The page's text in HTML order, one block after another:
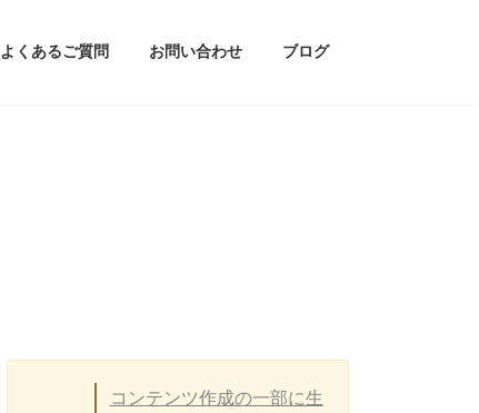
よくあるご質問 お問い合わせ ブログ
コンテンツ作成の一部に生